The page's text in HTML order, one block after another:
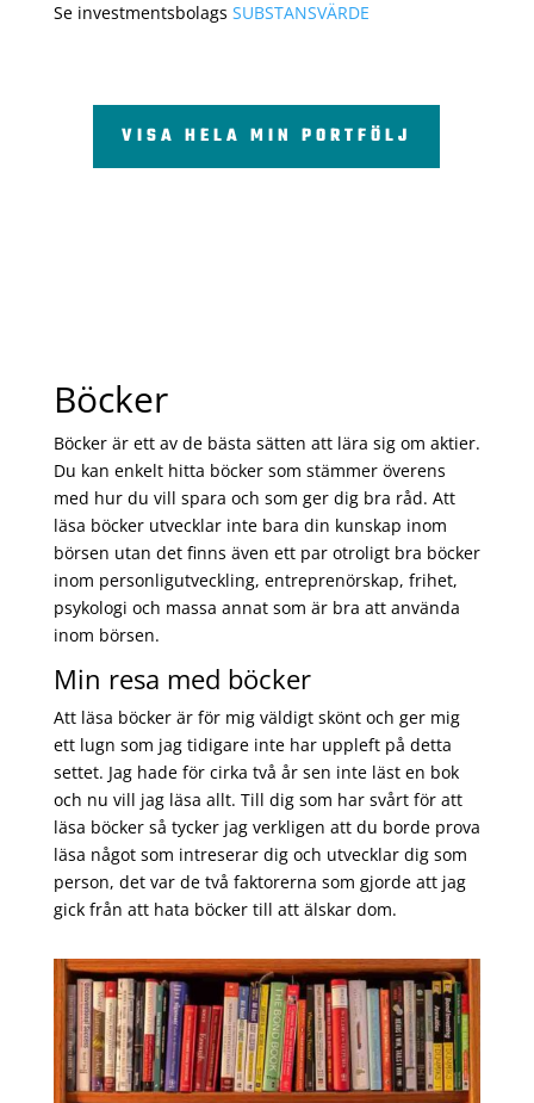
Se investmentsbolags SUBSTANSVÄRDE
VISA HELA MIN PORTFÖLJ
Böcker
Böcker är ett av de bästa sätten att lära sig om aktier.
Du kan enkelt hitta böcker som stämmer överens
med hur du vill spara och som ger dig bra råd. Att
läsa böcker utvecklar inte bara din kunskap inom
börsen utan det finns även ett par otroligt bra böcker
inom personligutveckling, entreprenörskap, frihet,
psykologi och massa annat som är bra att använda
inom börsen.
Min resa med böcker
Att läsa böcker är för mig väldigt skönt och ger mig
ett lugn som jag tidigare inte har uppleft på detta
settet. Jag hade för cirka två år sen inte läst en bok
och nu vill jag läsa allt. Till dig som har svårt för att
läsa böcker så tycker jag verkligen att du borde prova
läsa något som intreserar dig och utvecklar dig som
person, det var de två faktorerna som gjorde att jag
gick från att hata böcker till att älskar dom.